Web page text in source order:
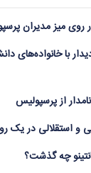
روی میز مدیران
با خانواده‌های
از پرسپولیس
چه گذشت؟